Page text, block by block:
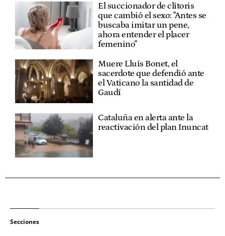
El succionador de clítoris
que cambió el sexo: "Antes se
buscaba imitar un pene,
ahora entender el placer
femenino"
Muere Lluís Bonet, el
sacerdote que defendió ante
el Vaticano la santidad de
Gaudí
Cataluña en alerta ante la
reactivación del plan Inuncat
Secciones